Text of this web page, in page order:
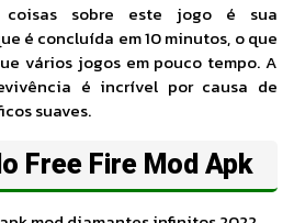
coisas sobre este jogo é sua
é concluída em 10 minutos, o que
vários jogos em pouco tempo. A
é incrível por causa de
suaves.
Free Fire Mod Apk